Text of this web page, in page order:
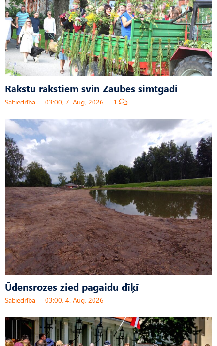
Rakstu rakstiem svin Zaubes simtgadi
Sabiedrība 03:00, 7. Aug, 2026 1
Ūdensrozes zied pagaidu dīķī
Sabiedrība 03:00, 4. Aug, 2026